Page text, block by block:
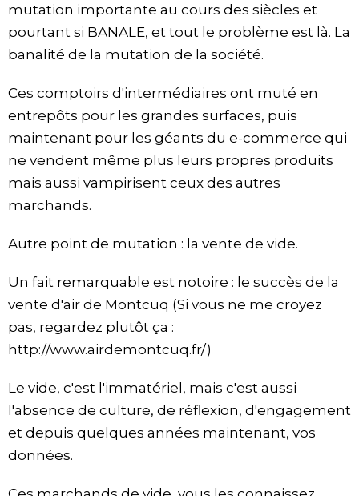
mutation importante au cours des siècles et
pourtant si BANALE, et tout le problème est là. La
banalité de la mutation de la société.
Ces comptoirs d'intermédiaires ont muté en
entrepôts pour les grandes surfaces, puis
maintenant pour les géants du e-commerce qui
ne vendent même plus leurs propres produits
mais aussi vampirisent ceux des autres
marchands.
Autre point de mutation : la vente de vide.
Un fait remarquable est notoire : le succès de la
vente d'air de Montcuq (Si vous ne me croyez
pas, regardez plutôt ça :
http://www.airdemontcuq.fr/)
Le vide, c'est l'immatériel, mais c'est aussi
l'absence de culture, de réflexion, d'engagement
et depuis quelques années maintenant, vos
données.